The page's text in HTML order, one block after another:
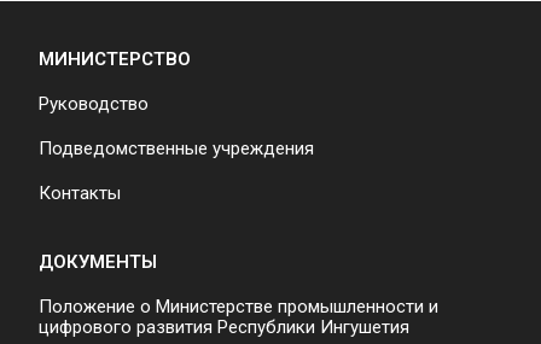
МИНИСТЕРСТВО
Руководство
Подведомственные учреждения
Контакты
ДОКУМЕНТЫ
Положение о Министерстве промышленности и
цифрового развития Республики Ингушетия